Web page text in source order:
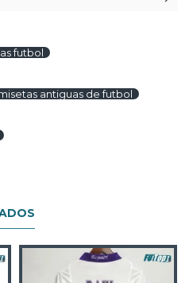
futbol
antiguas de futbol